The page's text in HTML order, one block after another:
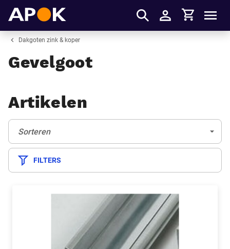
Inloggen
Winkelmandje
Dakgoten zink & koper
Gevelgoot
Artikelen
Sorteren:
Sorteren
FILTERS